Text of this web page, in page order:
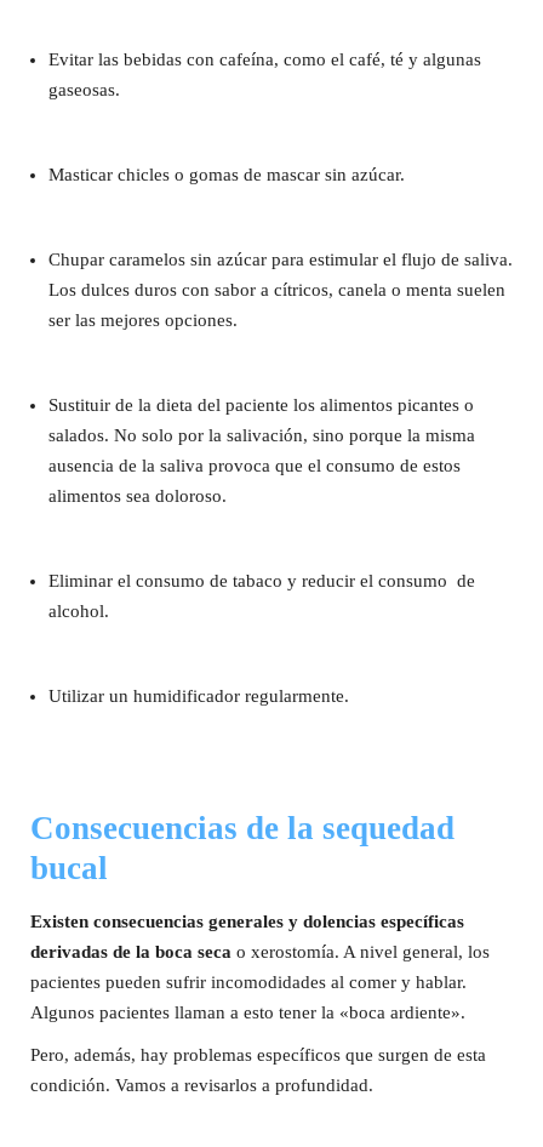
Evitar las bebidas con cafeína, como el café, té y algunas
gaseosas.
Masticar chicles o gomas de mascar sin azúcar.
Chupar caramelos sin azúcar para estimular el flujo de saliva.
Los dulces duros con sabor a cítricos, canela o menta suelen
ser las mejores opciones.
Sustituir de la dieta del paciente los alimentos picantes o
salados. No solo por la salivación, sino porque la misma
ausencia de la saliva provoca que el consumo de estos
alimentos sea doloroso.
Eliminar el consumo de tabaco y reducir el consumo de
alcohol.
Utilizar un humidificador regularmente.
Consecuencias de la sequedad
bucal
Existen consecuencias generales y dolencias específicas
derivadas de la boca seca o xerostomía. A nivel general, los
pacientes pueden sufrir incomodidades al comer y hablar.
Algunos pacientes llaman a esto tener la «boca ardiente».
Pero, además, hay problemas específicos que surgen de esta
condición. Vamos a revisarlos a profundidad.